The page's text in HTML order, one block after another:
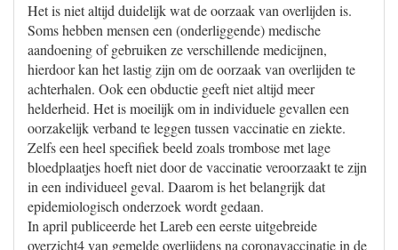
Het is niet altijd duidelijk wat de oorzaak van overlijden is.
Soms hebben mensen een (onderliggende) medische
aandoening of gebruiken ze verschillende medicijnen,
hierdoor kan het lastig zijn om de oorzaak van overlijden te
achterhalen. Ook een obductie geeft niet altijd meer
helderheid. Het is moeilijk om in individuele gevallen een
oorzakelijk verband te leggen tussen vaccinatie en ziekte.
Zelfs een heel specifiek beeld zoals trombose met lage
bloedplaatjes hoeft niet door de vaccinatie veroorzaakt te zijn
in een individueel geval. Daarom is het belangrijk dat
epidemiologisch onderzoek wordt gedaan.
In april publiceerde het Lareb een eerste uitgebreide
overzicht4 van gemelde overlijdens na coronavaccinatie in de